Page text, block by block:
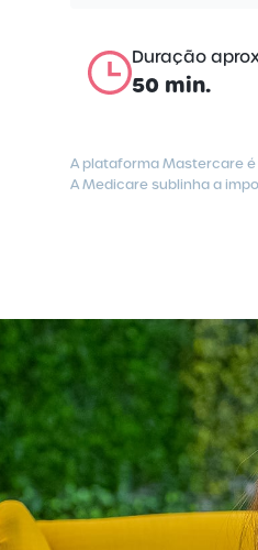
Duração
50 min.
A plataforma Mastercare
A Medicare sublinha a